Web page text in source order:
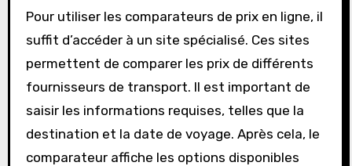
Pour utiliser les comparateurs de prix en ligne, il
suffit d’accéder à un site spécialisé. Ces sites
permettent de comparer les prix de différents
fournisseurs de transport. Il est important de
saisir les informations requises, telles que la
destination et la date de voyage. Après cela, le
comparateur affiche les options disponibles